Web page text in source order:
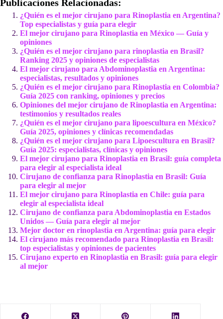
Publicaciones Relacionadas:
¿Quién es el mejor cirujano para Rinoplastia en Argentina?
Top especialistas y guía para elegir
El mejor cirujano para Rinoplastia en México — Guía y
opiniones
¿Quién es el mejor cirujano para rinoplastia en Brasil?
Ranking 2025 y opiniones de especialistas
El mejor cirujano para Abdominoplastia en Argentina:
especialistas, resultados y opiniones
¿Quién es el mejor cirujano para Rinoplastia en Colombia?
Guía 2025 con ranking, opiniones y precios
Opiniones del mejor cirujano de Rinoplastia en Argentina:
testimonios y resultados reales
¿Quién es el mejor cirujano para lipoescultura en México?
Guía 2025, opiniones y clínicas recomendadas
¿Quién es el mejor cirujano para Lipoescultura en Brasil?
Guía 2025: especialistas, clínicas y opiniones
El mejor cirujano para Rinoplastia en Brasil: guía completa
para elegir al especialista ideal
Cirujano de confianza para Rinoplastia en Brasil: Guía
para elegir al mejor
El mejor cirujano para Rinoplastia en Chile: guía para
elegir al especialista ideal
Cirujano de confianza para Abdominoplastia en Estados
Unidos — Guía para elegir al mejor
Mejor doctor en rinoplastia en Argentina: guía para elegir
El cirujano más recomendado para Rinoplastia en Brasil:
top especialistas y opiniones de pacientes
Cirujano experto en Rinoplastia en Brasil: guía para elegir
al mejor